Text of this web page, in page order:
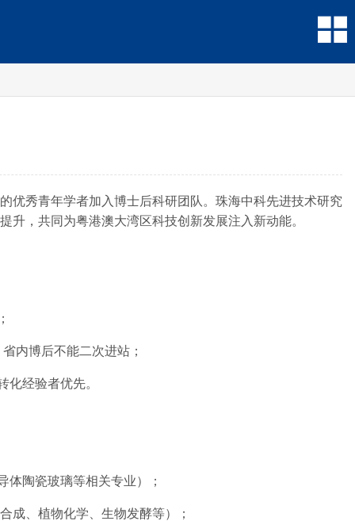
优秀青年学者加入博士后科研团队。珠海中科先进技术研究
，共同为粤港澳大湾区科技创新发展注入新动能。
内博后不能二次进站；
经验者优先。
陶瓷玻璃等相关专业）；
成、植物化学、生物发酵等）；